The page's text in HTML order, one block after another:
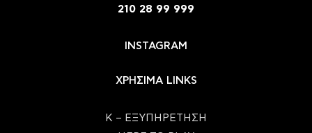
210 28 99 999
INSTAGRAM
ΧΡΗΣΙΜΑ LINKS
Κ – ΕΞΥΠΗΡΕΤΗΣΗ